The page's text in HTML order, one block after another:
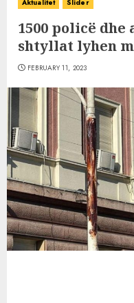
Aktualitet Slider
1500 policë
shtyllat lyhen
FEBRUARY 11, 2023